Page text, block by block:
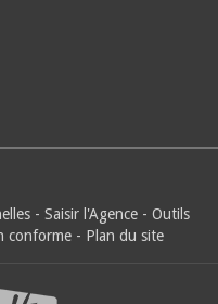
- Saisir l'Agence - Outils
conforme - Plan du site